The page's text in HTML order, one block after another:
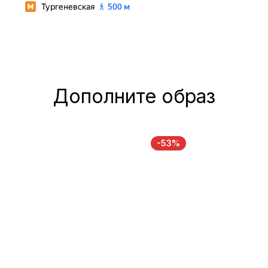
Дополните образ
-53%